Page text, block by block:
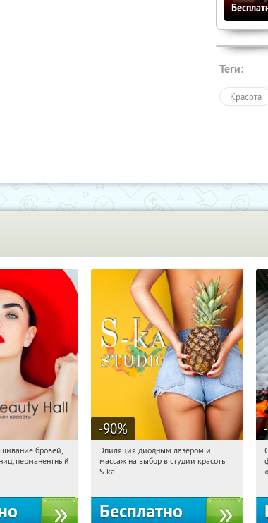
Теги:
Красота
Получили:
бровей,
перманентный
-90%
01:41:24 Получили:
Таганская
Эпиляция диодным лазером и
массаж на выбор в студии красоты
S-ka
Бесплатно